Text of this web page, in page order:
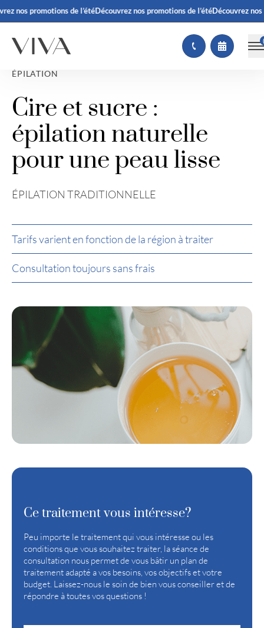
nos promotions de l’étéDécouvrez nos promotions de l’étéDécouvrez nos
(
ÉPILATION
Cire et sucre :
épilation naturelle
pour une peau lisse
ÉPILATION TRADITIONNELLE
Tarifs varient en fonction de la région à traiter
Consultation toujours sans frais
Ce traitement vous intéresse?
Peu importe le traitement qui vous intéresse ou les
conditions que vous souhaitez traiter, la séance de
consultation nous permet de vous bâtir un plan de
traitement adapté a vos besoins, vos objectifs et votre
budget. Laissez-nous le soin de bien vous conseiller et de
répondre à toutes vos questions !